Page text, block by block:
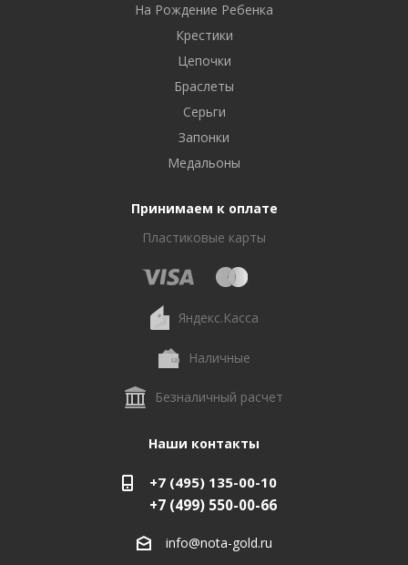
На Рождение Ребенка
Крестики
Цепочки
Браслеты
Серьги
Запонки
Медальоны
Принимаем к оплате
Пластиковые карты
Яндекс.Касса
Наличные
Безналичный расчет
Наши контакты
+7 (495) 135-00-10
+7 (499) 550-00-66
info@nota-gold.ru